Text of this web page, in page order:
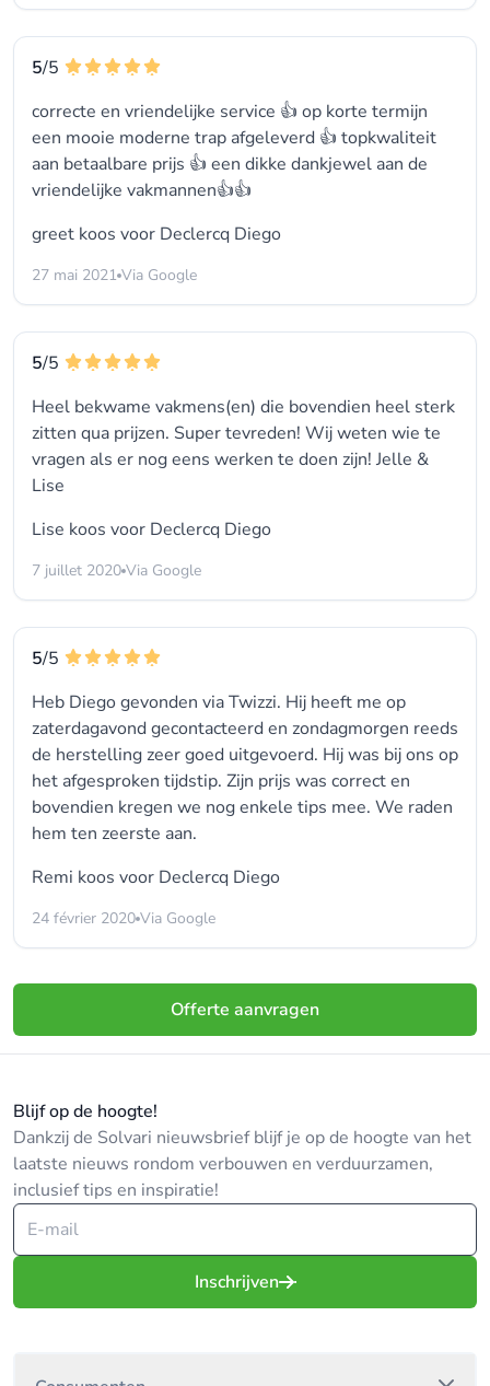
5/5
correcte en vriendelijke service 👍 op korte termijn
een mooie moderne trap afgeleverd 👍 topkwaliteit
aan betaalbare prijs 👍 een dikke dankjewel aan de
vriendelijke vakmannen👍👍
greet koos voor Declercq Diego
27 mai 2021 Via Google
5/5
Heel bekwame vakmens(en) die bovendien heel sterk
zitten qua prijzen. Super tevreden! Wij weten wie te
vragen als er nog eens werken te doen zijn! Jelle &
Lise
Lise koos voor Declercq Diego
7 juillet 2020 Via Google
5/5
Heb Diego gevonden via Twizzi. Hij heeft me op
zaterdagavond gecontacteerd en zondagmorgen reeds
de herstelling zeer goed uitgevoerd. Hij was bij ons op
het afgesproken tijdstip. Zijn prijs was correct en
bovendien kregen we nog enkele tips mee. We raden
hem ten zeerste aan.
Remi koos voor Declercq Diego
24 février 2020 Via Google
Offerte aanvragen
Blijf op de hoogte!
Dankzij de Solvari nieuwsbrief blijf je op de hoogte van het
laatste nieuws rondom verbouwen en verduurzamen,
inclusief tips en inspiratie!
Inschrijven